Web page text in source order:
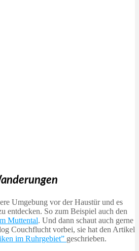
Umgebung vor der Haustür und es
entdecken. So zum Beispiel auch den
Muttental. Und dann schaut auch gerne
Couchflucht vorbei, sie hat den Artikel
im Ruhrgebiet” geschrieben.